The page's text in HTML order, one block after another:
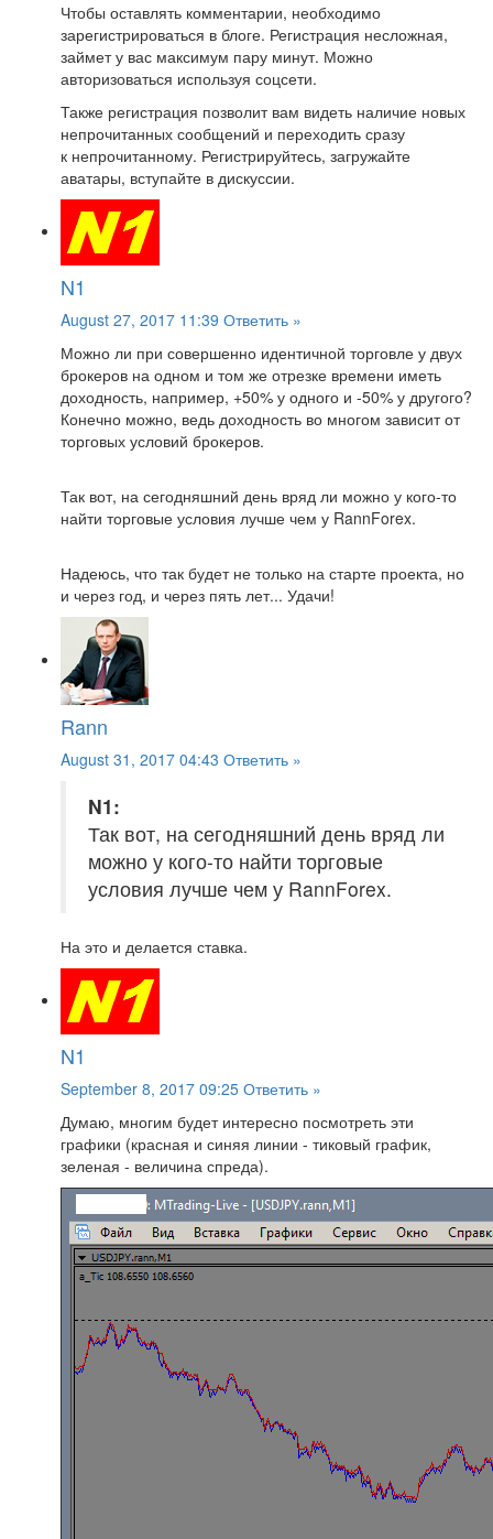
Чтобы оставлять комментарии, необходимо
зарегистрироваться в блоге. Регистрация несложная,
займет у вас максимум пару минут. Можно
авторизоваться используя соцсети.
Также регистрация позволит вам видеть наличие новых
непрочитанных сообщений и переходить сразу
к непрочитанному. Регистрируйтесь, загружайте
аватары, вступайте в дискуссии.
N1
August 27, 2017 11:39 Ответить »
Можно ли при совершенно идентичной торговле у двух
брокеров на одном и том же отрезке времени иметь
доходность, например, +50% у одного и -50% у другого?
Конечно можно, ведь доходность во многом зависит от
торговых условий брокеров.
Так вот, на сегодняшний день вряд ли можно у кого-то
найти торговые условия лучше чем у RannForex.
Надеюсь, что так будет не только на старте проекта, но
и через год, и через пять лет... Удачи!
Rann
August 31, 2017 04:43 Ответить »
N1:
Так вот, на сегодняшний день вряд ли
можно у кого-то найти торговые
условия лучше чем у RannForex.
На это и делается ставка.
N1
September 8, 2017 09:25 Ответить »
Думаю, многим будет интересно посмотреть эти
графики (красная и синяя линии - тиковый график,
зеленая - величина спреда).